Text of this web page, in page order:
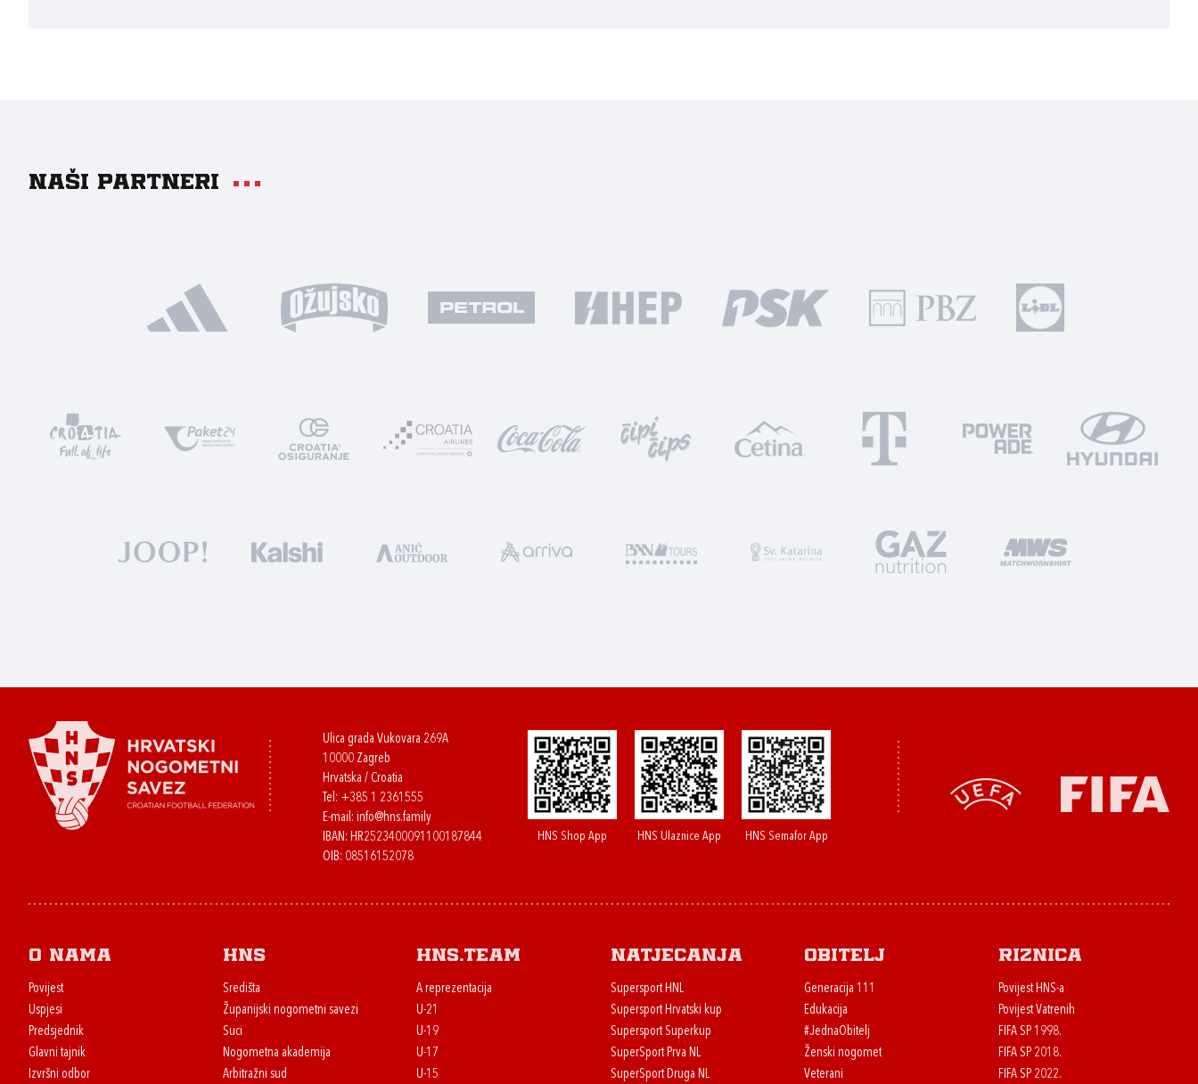
Naši partneri
Ulica grada Vukovara 269A
10000 Zagreb
Hrvatska / Croatia
Tel: +385 1 2361555
E-mail: info@hns.family
IBAN: HR2523400091100187844
OIB: 08516152078
HNS Shop App HNS Ulaznice App HNS Semafor App
O nama
Povijest
Uspjesi
Predsjednik
Glavni tajnik
Izvršni odbor
HNS
Središta
Županijski nogometni savezi
Suci
Nogometna akademija
Arbitražni sud
HNS.team
A reprezentacija
U-21
U-19
U-17
U-15
Natjecanja
Supersport HNL
Supersport Hrvatski kup
Supersport Superkup
SuperSport Prva NL
SuperSport Druga NL
Obitelj
Generacija 111
Edukacija
#JednaObitelj
Ženski nogomet
Veterani
Riznica
Povijest HNS-a
Povijest Vatrenih
FIFA SP 1998.
FIFA SP 2018.
FIFA SP 2022.